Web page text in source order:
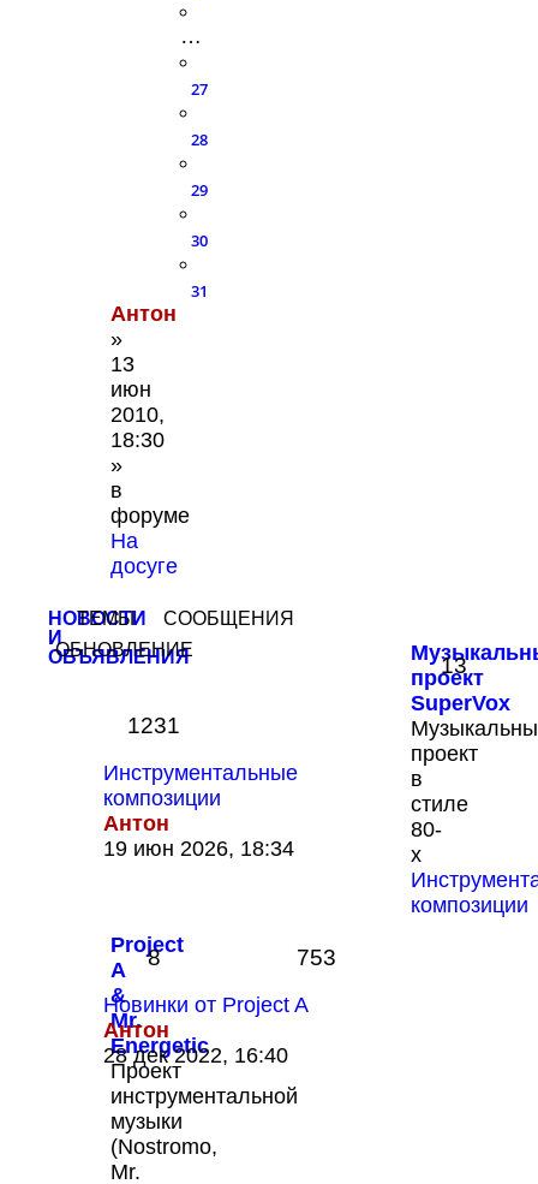
…
27
28
29
30
31
Антон
»
13
июн
2010,
18:30
»
в
форуме
На
досуге
НОВОСТИ
И
ОБЪЯВЛЕНИЯ
ТЕМЫ
СООБЩЕНИЯ
ОБНОВЛЕНИЕ
проект
SuperVox
проект
в
стиле
80-
х
композиции
13
1231
Инструментальные
композиции
Антон
Перейти
19 июн 2026, 18:34
Project
A
&
Mr.
Energetic
Проект
инструментальной
музыки
(Nostromo,
Mr.
8 753
Новинки от Project A
Антон
Перейти
к
последнему
сообщению
28 дек 2022, 16:40